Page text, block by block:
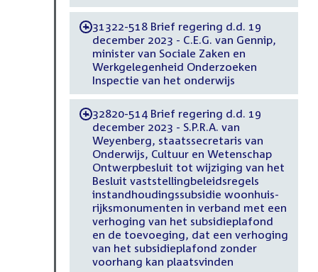
-31322-518 Brief regering d.d. 19
december 2023 - C.E.G. van Gennip,
minister van Sociale Zaken en
Werkgelegenheid Onderzoeken
Inspectie van het onderwijs
-32820-514 Brief regering d.d. 19
december 2023 - S.P.R.A. van
Weyenberg, staatssecretaris van
Onderwijs, Cultuur en Wetenschap
Ontwerpbesluit tot wijziging van het
Besluit vaststellingbeleidsregels
instandhoudingssubsidie woonhuis-
rijksmonumenten in verband met een
verhoging van het subsidieplafond
en de toevoeging, dat een verhoging
van het subsidieplafond zonder
voorhang kan plaatsvinden